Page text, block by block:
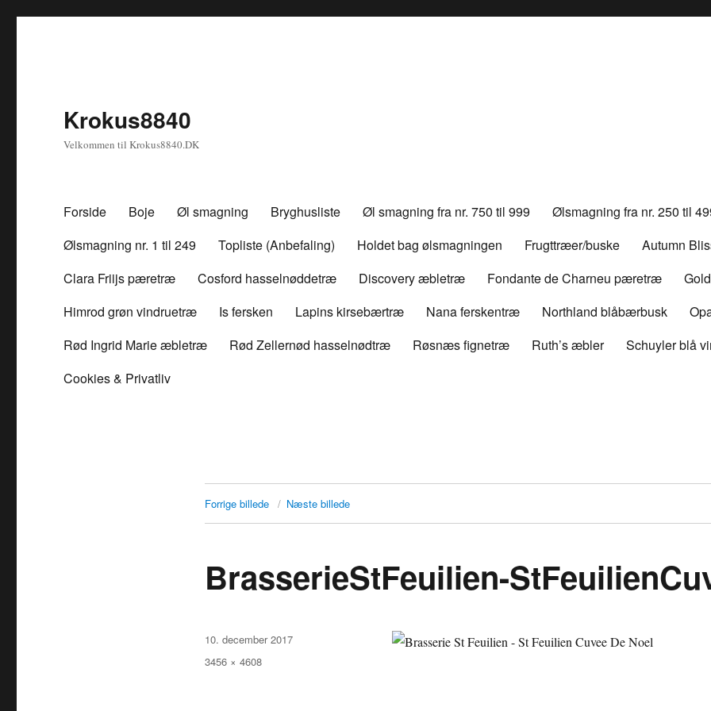
Krokus8840
Velkommen til Krokus8840.DK
Forside Boje Øl smagning Bryghusliste Øl smagning fra nr. 750 til 999 Ølsmagning fra nr. 250 til
Ølsmagning nr. 1 til 249
Topliste (Anbefaling) Holdet bag ølsmagningen Frugttræer/buske Autumn
Clara Friijs pæretræ
Cosford hasselnøddetræ Discovery æbletræ Fondante de Charneu pæretræ
Himrod grøn vindruetræ
Is fersken Lapins kirsebærtræ Nana ferskentræ Northland blåbærbusk
Rød Ingrid Marie æbletræ
Rød Zellernød hasselnødtræ Røsnæs fignetræ Ruth’s æbler Schuyler blå
Cookies & Privatliv
Forrige billede Næste billede
BrasserieStFeuilien-
Udgivet
10. december 2017
Faktisk
3456 × 4608